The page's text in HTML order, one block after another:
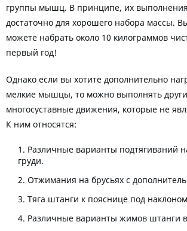
группы мышц. В принципе, их
достаточно для хорошего набора массы.
можете набрать около 10 килограммов
первый год!
Однако если вы хотите дополнительно
мелкие мышцы, то можно выполнять
многосуставные движения, которые не
К ним относятся:
Различные варианты подтягиваний
груди.
Отжимания на брусьях с
Тяга штанги к пояснице под
Различные варианты жимов штанги